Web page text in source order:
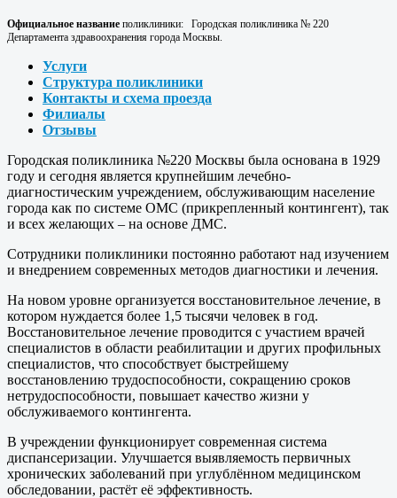
Официальное название поликлиники:
Городская поликлиника № 220
Департамента здравоохранения города Москвы.
Услуги
Структура поликлиники
Контакты и схема проезда
Филиалы
Отзывы
Городская поликлиника №220 Москвы была основана в 1929
году и сегодня является крупнейшим лечебно-
диагностическим учреждением, обслуживающим население
города как по системе ОМС (прикрепленный контингент), так
и всех желающих – на основе ДМС.
Сотрудники поликлиники постоянно работают над изучением
и внедрением современных методов диагностики и лечения.
На новом уровне организуется восстановительное лечение, в
котором нуждается более 1,5 тысячи человек в год.
Восстановительное лечение проводится с участием врачей
специалистов в области реабилитации и других профильных
специалистов, что способствует быстрейшему
восстановлению трудоспособности, сокращению сроков
нетрудоспособности, повышает качество жизни у
обслуживаемого контингента.
В учреждении функционирует современная система
диспансеризации. Улучшается выявляемость первичных
хронических заболеваний при углублённом медицинском
обследовании, растёт её эффективность.